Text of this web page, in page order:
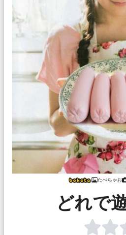
たべちゃお
どれで